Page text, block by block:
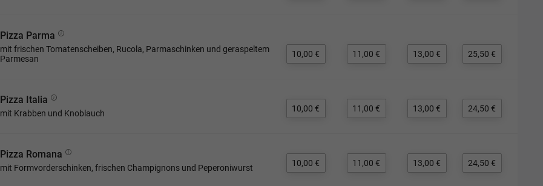
Pizza Parma
mit frischen Tomatenscheiben, Rucola, Parmaschinken und geraspeltem
Parmesan
10,00 € 11,00 € 13,00 € 25,50 €
Pizza Italia
mit Krabben und Knoblauch 10,00 € 11,00 € 13,00 € 24,50 €
Pizza Romana
mit Formvorderschinken, frischen Champignons und Peperoniwurst 10,00 € 11,00 € 13,00 € 24,50 €